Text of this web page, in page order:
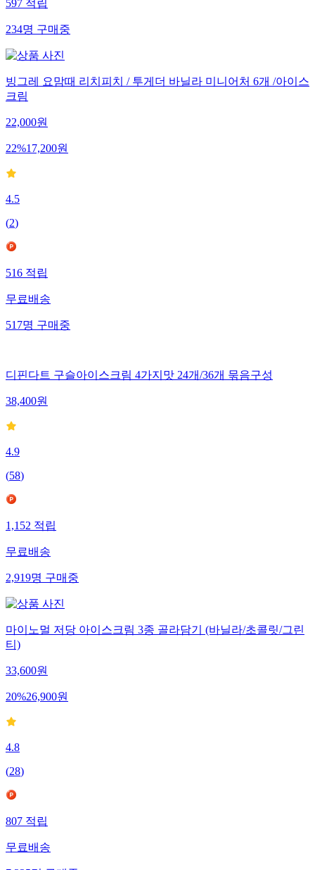
597적립
234명구매중
빙그레 요맘때 리치피치 / 투게더 바닐라 미니어처 6개 /아이스
크림
22,000원
22%17,200원
4.5
(2)
516적립
무료배송
517명구매중
디핀다트 구슬아이스크림 4가지맛 24개/36개 묶음구성
38,400원
4.9
(58)
1,152적립
무료배송
2,919명구매중
마이노멀 저당 아이스크림 3종 골라담기 (바닐라/초콜릿/그린
티)
33,600원
20%26,900원
4.8
(28)
807적립
무료배송